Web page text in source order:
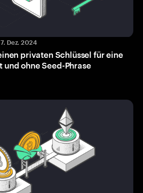
Dez. 2024
privaten Schlüssel für eine
und ohne Seed-Phrase